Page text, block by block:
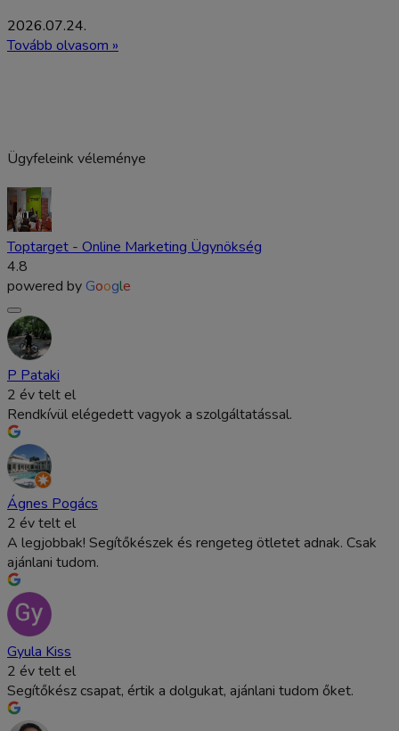
2026.07.24.
Tovább olvasom »
Ügyfeleink véleménye
Toptarget - Online Marketing Ügynökség
4.8
powered by Google
P Pataki
2 év telt el
Rendkívül elégedett vagyok a szolgáltatással.
Ágnes Pogács
2 év telt el
A legjobbak! Segítőkészek és rengeteg ötletet adnak. Csak
ajánlani tudom.
Gyula Kiss
2 év telt el
Segítőkész csapat, értik a dolgukat, ajánlani tudom őket.